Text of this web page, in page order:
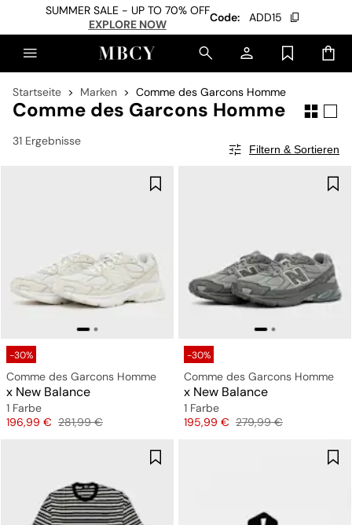
SUMMER SALE - UP TO 70% OFF
EXPLORE NOW
Code: ADD15
Startseite Marken Comme des Garcons Homme
Comme des Garcons Homme
31 Ergebnisse
Filtern & Sortieren
-30%
Comme des Garcons Homme
x New Balance
1 Farbe
Preis
196,99 € Originalpreis
281,99 €
-30%
Comme des Garcons Homme
x New Balance
1 Farbe
Preis
195,99 € Originalpreis
279,99 €